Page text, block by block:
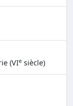
(VIe siècle)